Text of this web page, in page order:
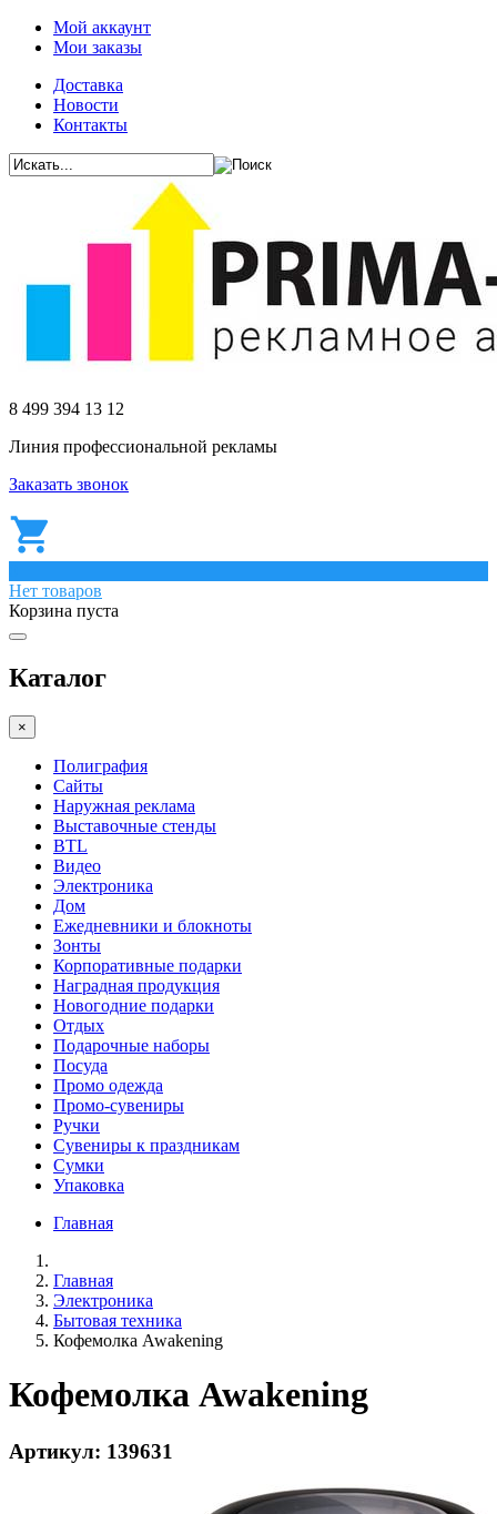
Мой аккаунт
Мои заказы
Доставка
Новости
Контакты
8 499 394 13 12
Линия профессиональной рекламы
Заказать звонок
Нет товаров
Корзина пуста
Каталог
×
Полиграфия
Сайты
Наружная реклама
Выставочные стенды
BTL
Видео
Электроника
Дом
Ежедневники и блокноты
Зонты
Корпоративные подарки
Наградная продукция
Новогодние подарки
Отдых
Подарочные наборы
Посуда
Промо одежда
Промо-сувениры
Ручки
Сувениры к праздникам
Сумки
Упаковка
Главная
Главная
Электроника
Бытовая техника
Кофемолка Awakening
Кофемолка Awakening
Артикул: 139631